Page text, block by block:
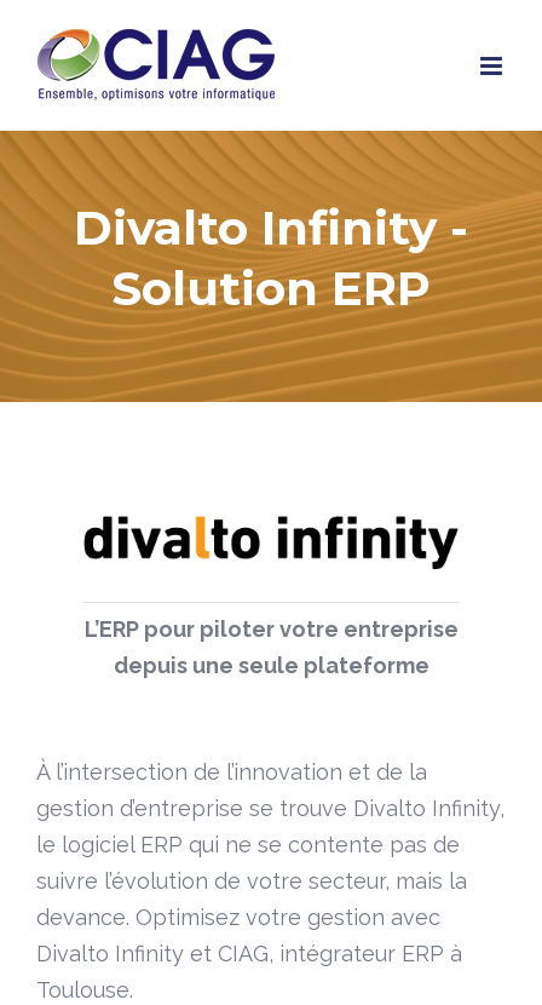
content
Divalto Infinity -
Solution ERP
L’ERP pour piloter votre entreprise
depuis une seule plateforme
À l’intersection de l’innovation et de la
gestion d’entreprise se trouve Divalto Infinity,
le logiciel ERP qui ne se contente pas de
suivre l’évolution de votre secteur, mais la
devance. Optimisez votre gestion avec
Divalto Infinity et CIAG, intégrateur ERP à
Toulouse.